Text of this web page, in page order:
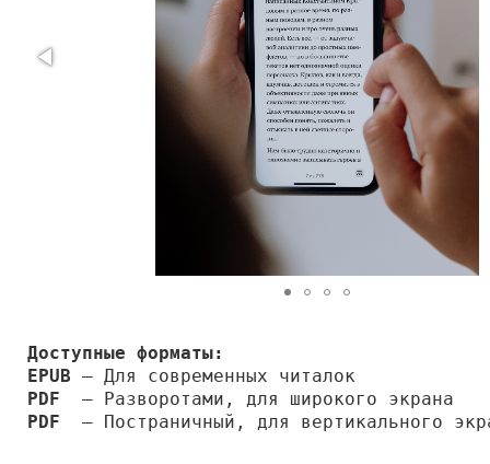
Доступные форматы:
EPUB
PDF
PDF
— Для современных читалок
— Разворотами, для широкого экрана
— Постраничный, для вертикального